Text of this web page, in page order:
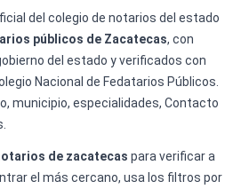
del colegio de notarios del estado
públicos de Zacatecas, con
del estado y verificados con
Nacional de Fedatarios Públicos.
municipio, especialidades, Contacto
de zacatecas para verificar a
el más cercano, usa los filtros por